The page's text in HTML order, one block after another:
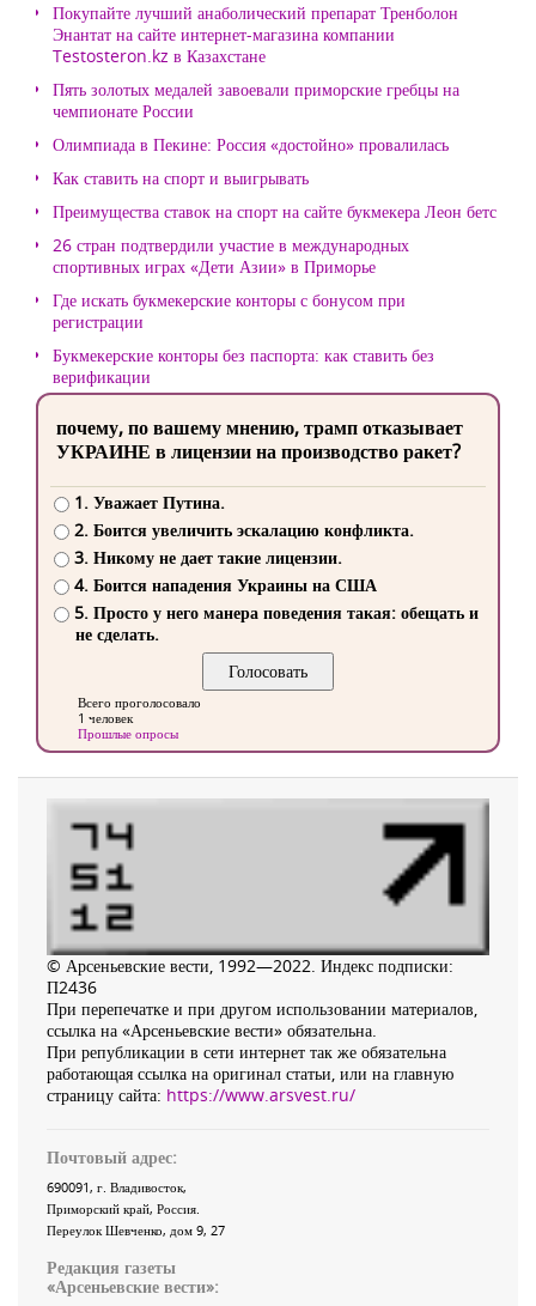
Покупайте лучший анаболический препарат Тренболон
Энантат на сайте интернет-магазина компании
Testosteron.kz в Казахстане
Пять золотых медалей завоевали приморские гребцы на
чемпионате России
Олимпиада в Пекине: Россия «достойно» провалилась
Как ставить на спорт и выигрывать
Преимущества ставок на спорт на сайте букмекера Леон бетс
26 стран подтвердили участие в международных
спортивных играх «Дети Азии» в Приморье
Где искать букмекерские конторы с бонусом при
регистрации
Букмекерские конторы без паспорта: как ставить без
верификации
почему, по вашему мнению, трамп отказывает
УКРАИНЕ в лицензии на производство ракет?
1. Уважает Путина.
2. Боится увеличить эскалацию конфликта.
3. Никому не дает такие лицензии.
4. Боится нападения Украины на США
5. Просто у него манера поведения такая: обещать и
не сделать.
Всего проголосовало
1 человек
Прошлые опросы
© Арсеньевские вести, 1992—2022. Индекс подписки:
П2436
При перепечатке и при другом использовании материалов,
ссылка на «Арсеньевские вести» обязательна.
При републикации в сети интернет так же обязательна
работающая ссылка на оригинал статьи, или на главную
страницу сайта: https://www.arsvest.ru/
Почтовый адрес:
690091, г. Владивосток,
Приморский край, Россия
Переулок Шевченко, дом 9, 27
Редакция газеты
«Арсеньевские вести»: